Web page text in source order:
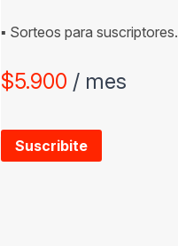
▪ Sorteos para suscriptores.
$5.900 / mes
Suscribite